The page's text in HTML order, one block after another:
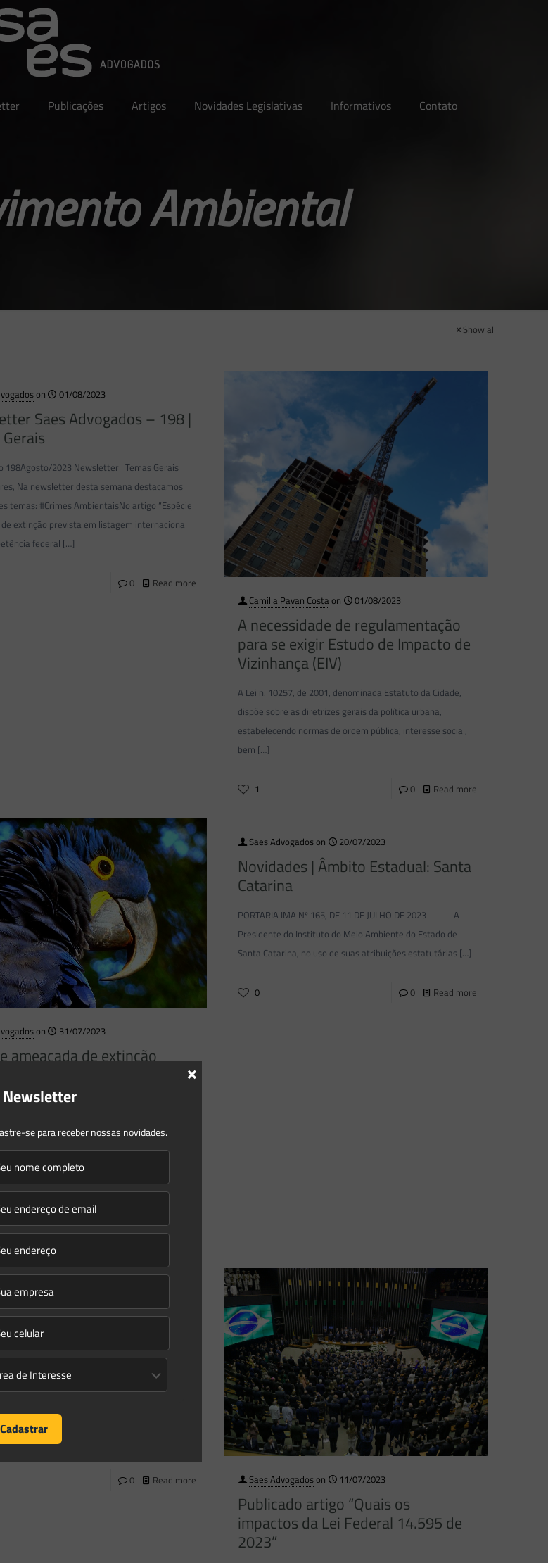
Publicações Artigos Novidades Legislativas Informativos Contato
Ambiental
Show all
on 01/08/2023
Saes Advogados – 198 |
198Agosto/2023 Newsletter | Temas Gerais
Na newsletter desta semana destacamos
temas: #Crimes AmbientaisNo artigo “Espécie
extinção prevista em listagem internacional
federal […]
0
Read more
Camilla Pavan Costa on 01/08/2023
A necessidade de regulamentação
para se exigir Estudo de Impacto de
Vizinhança (EIV)
A Lei n. 10257, de 2001, denominada Estatuto da Cidade,
dispõe sobre as diretrizes gerais da política urbana,
estabelecendo normas de ordem pública, interesse social,
bem […]
1 0 Read more
on 31/07/2023
ameaçada de extinção
federal para
anterior, abordamos, em linhas gerais, a
da Justiça Federal para processamento e
de crimes ambientais, esclarecendo que, para
0 Read more
Saes Advogadoson 20/07/2023
Novidades | Âmbito Estadual: Santa
Catarina
PORTARIA IMA Nº 165, DE 11 DE JULHO DE 2023 A
Presidente do Instituto do Meio Ambiente do Estado de
Santa Catarina, no uso de suas atribuições estatutárias […]
0 0 Read more
on
Saes Advogados – 197 |
Gerais
Na newsletter desta semana destacamos
e suas peculiaridades”, abordamos as
[…]
0 Read more Saes Advogadoson 11/07/2023
Publicado artigo “Quais os
impactos da Lei Federal 14.595 de
2023”
Newsletter
se para receber nossas novidades.
×